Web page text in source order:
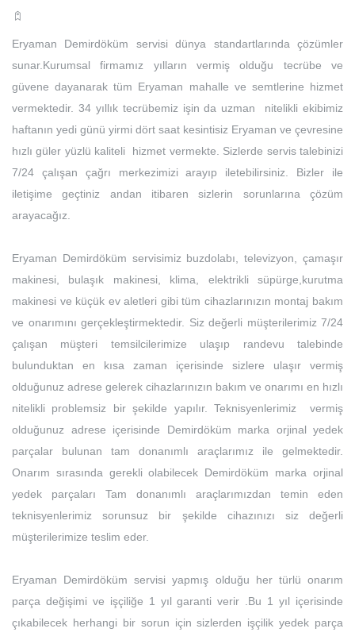
Eryaman Demirdöküm servisi dünya standartlarında çözümler
sunar.Kurumsal firmamız yılların vermiş olduğu tecrübe ve
güvene dayanarak tüm Eryaman mahalle ve semtlerine hizmet
vermektedir. 34 yıllık tecrübemiz işin da uzman nitelikli ekibimiz
haftanın yedi günü yirmi dört saat kesintisiz Eryaman ve çevresine
hızlı güler yüzlü kaliteli hizmet vermekte. Sizlerde servis talebinizi
7/24 çalışan çağrı merkezimizi arayıp iletebilirsiniz. Bizler ile
iletişime geçtiniz andan itibaren sizlerin sorunlarına çözüm
arayacağız.
Eryaman Demirdöküm servisimiz buzdolabı, televizyon, çamaşır
makinesi, bulaşık makinesi, klima, elektrikli süpürge,kurutma
makinesi ve küçük ev aletleri gibi tüm cihazlarınızın montaj bakım
ve onarımını gerçekleştirmektedir. Siz değerli müşterilerimiz 7/24
çalışan müşteri temsilcilerimize ulaşıp randevu talebinde
bulunduktan en kısa zaman içerisinde sizlere ulaşır vermiş
olduğunuz adrese gelerek cihazlarınızın bakım ve onarımı en hızlı
nitelikli problemsiz bir şekilde yapılır. Teknisyenlerimiz vermiş
olduğunuz adrese içerisinde Demirdöküm marka orjinal yedek
parçalar bulunan tam donanımlı araçlarımız ile gelmektedir.
Onarım sırasında gerekli olabilecek Demirdöküm marka orjinal
yedek parçaları Tam donanımlı araçlarımızdan temin eden
teknisyenlerimiz sorunsuz bir şekilde cihazınızı siz değerli
müşterilerimize teslim eder.
Eryaman Demirdöküm servisi yapmış olduğu her türlü onarım
parça değişimi ve işçiliğe 1 yıl garanti verir .Bu 1 yıl içerisinde
çıkabilecek herhangi bir sorun için sizlerden işçilik yedek parça